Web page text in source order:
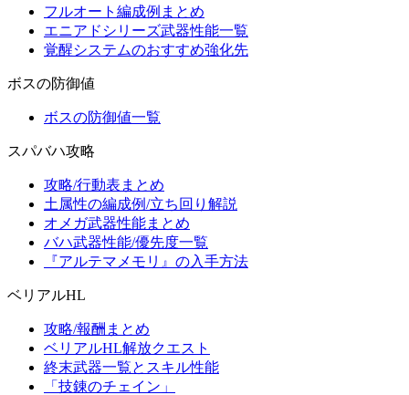
フルオート編成例まとめ
エニアドシリーズ武器性能一覧
覚醒システムのおすすめ強化先
ボスの防御値
ボスの防御値一覧
スパバハ攻略
攻略/行動表まとめ
土属性の編成例/立ち回り解説
オメガ武器性能まとめ
バハ武器性能/優先度一覧
『アルテマメモリ』の入手方法
ベリアルHL
攻略/報酬まとめ
ベリアルHL解放クエスト
終末武器一覧とスキル性能
「技錬のチェイン」